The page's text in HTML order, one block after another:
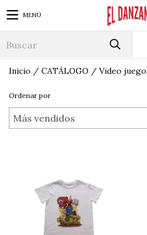
MENÚ
Inicio / CATÁLOGO / Video
Ordenar por